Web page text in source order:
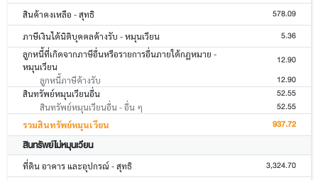
สินค้าคงเหลือ - สุทธิ 578.09
ภาษีเงินได้นิติบุคคลค้างรับ - หมุนเวียน 5.36
ลูกหนี้ที่เกิดจากภาษีอื่นหรือรายการอื่นภายใต้กฎหมาย -
หมุนเวียน
12.90
ลูกหนี้ภาษีค้างรับ 12.90
สินทรัพย์หมุนเวียนอื่น 52.55
สินทรัพย์หมุนเวียนอื่น - อื่น ๆ 52.55
รวมสินทรัพย์หมุนเวียน 937.72
สินทรัพย์ไม่หมุนเวียน
ที่ดิน อาคาร และอุปกรณ์ - สุทธิ 3,324.70